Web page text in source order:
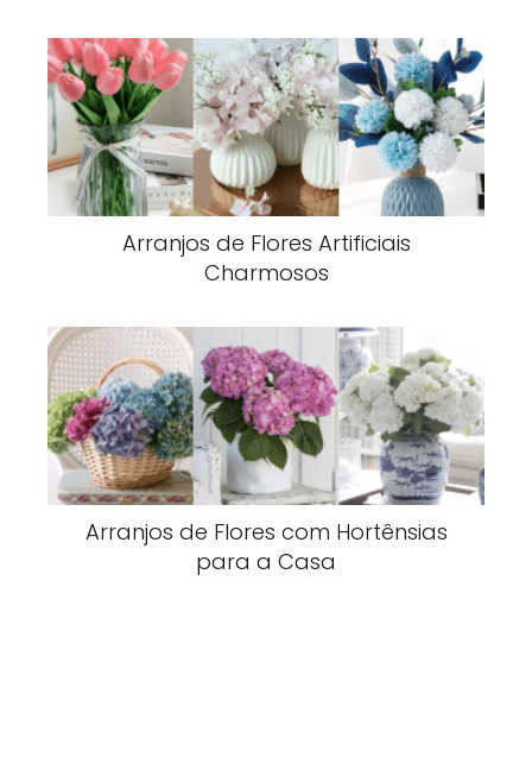
Arranjos de Flores Artificiais
Charmosos
Arranjos de Flores com Hortênsias
para a Casa